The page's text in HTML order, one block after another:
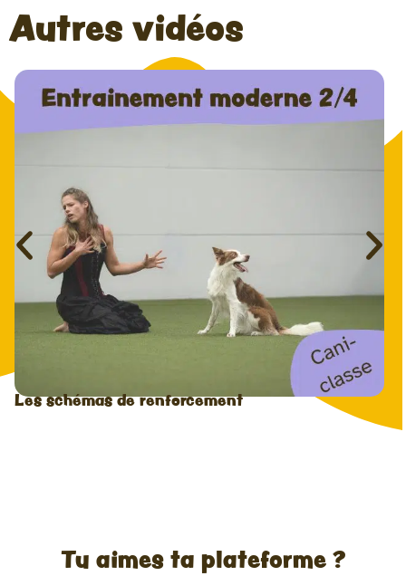
Autres vidéos
Les schémas de renforcement
Tu aimes ta plateforme ?